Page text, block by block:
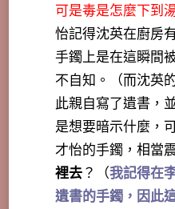
可是毒是怎麼下到
怡記得沈英在廚房
手鐲上是在這瞬間
不自知。（而沈英
此親自寫了遺書，
是想要暗示什麼，
才怡的手鐲，相當
裡去？（我記得在
遺書的手鐲，因此